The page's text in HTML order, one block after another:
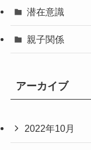
潜在意識
親子関係
アーカイブ
2022年10月